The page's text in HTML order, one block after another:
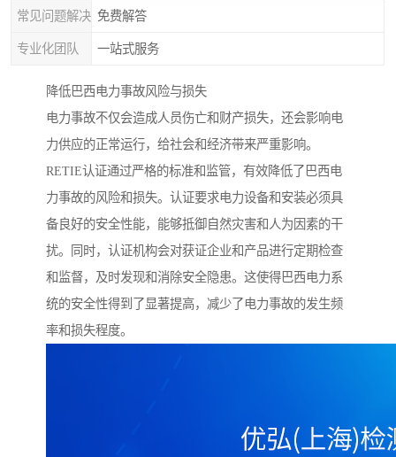
常见问题解决 免费解答
专业化团队 一站式服务
降低巴西电力事故风险与损失
电力事故不仅会造成人员伤亡和财产损失，还会影响电
力供应的正常运行，给社会和经济带来严重影响。
RETIE认证通过严格的标准和监管，有效降低了巴西电
力事故的风险和损失。认证要求电力设备和安装必须具
备良好的安全性能，能够抵御自然灾害和人为因素的干
扰。同时，认证机构会对获证企业和产品进行定期检查
和监督，及时发现和消除安全隐患。这使得巴西电力系
统的安全性得到了显著提高，减少了电力事故的发生频
率和损失程度。